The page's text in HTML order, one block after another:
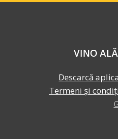
VINO
Descarcă
Termeni și